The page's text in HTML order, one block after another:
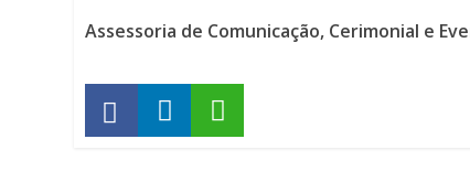
Assessoria de Comunicação, Cerimonial e